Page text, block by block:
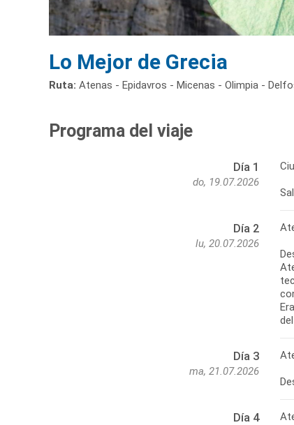
Lo Mejor de Grecia
Ruta: Atenas - Epidavros - Micenas - Olimpia -
Programa del viaje
Día 1
do, 19.07.2026
Día 2
lu, 20.07.2026
Día 3
ma, 21.07.2026
Día 4